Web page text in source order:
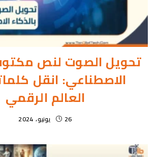
تحويل الصوت لنص
الاصطناعي: انقل
العالم الرقمي
26 يونيو، 2024